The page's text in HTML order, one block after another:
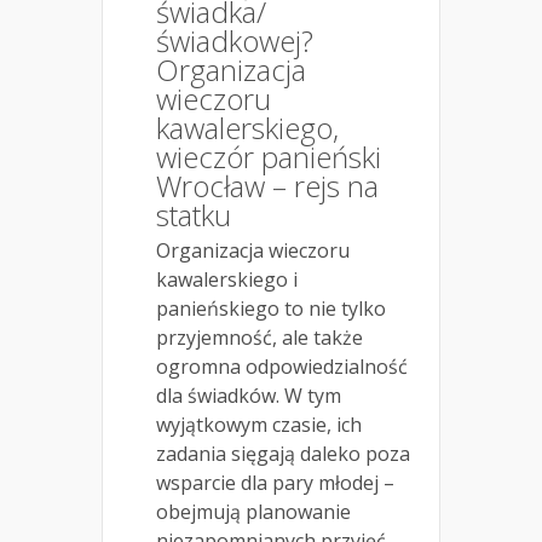
świadka/
świadkowej?
Organizacja
wieczoru
kawalerskiego,
wieczór panieński
Wrocław – rejs na
statku
Organizacja wieczoru
kawalerskiego i
panieńskiego to nie tylko
przyjemność, ale także
ogromna odpowiedzialność
dla świadków. W tym
wyjątkowym czasie, ich
zadania sięgają daleko poza
wsparcie dla pary młodej –
obejmują planowanie